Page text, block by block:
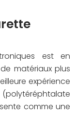
est en
matériaux plus
expérience
comme une